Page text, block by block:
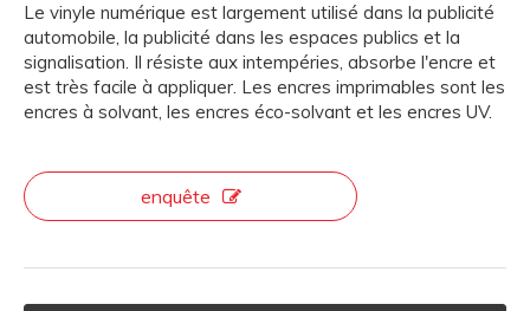
Le vinyle numérique est largement utilisé dans la publicité
automobile, la publicité dans les espaces publics et la
signalisation. Il résiste aux intempéries, absorbe l'encre et
est très facile à appliquer. Les encres imprimables sont les
encres à solvant, les encres éco-solvant et les encres UV.
enquête